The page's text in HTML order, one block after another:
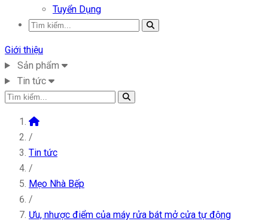
Tuyển Dụng
Giới thiệu
Sản phẩm
Tin tức
/
Tin tức
/
Mẹo Nhà Bếp
/
Ưu, nhược điểm của máy rửa bát mở cửa tự động